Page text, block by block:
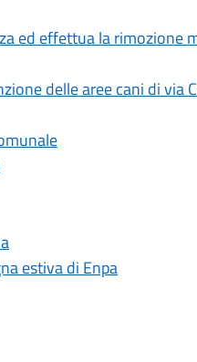
ed effettua la rimozione
delle aree cani di via
estiva di Enpa